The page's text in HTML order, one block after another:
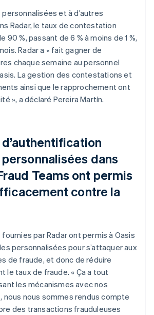
et à d’autres
Radar, le taux de contestation
90 %, passant de 6 % à moins de 1 %,
Radar a « fait gagner de
chaque semaine au personnel
La gestion des contestations et
ainsi que le rapprochement ont
», a déclaré Pereira Martín.
dans
Teams ont permis
contre la
par Radar ont permis à Oasis
personnalisées pour s’attaquer aux
de fraude, et donc de réduire
le taux de fraude. « Ça a tout
les mécanismes avec nos
nous nous sommes rendus compte
des transactions frauduleuses